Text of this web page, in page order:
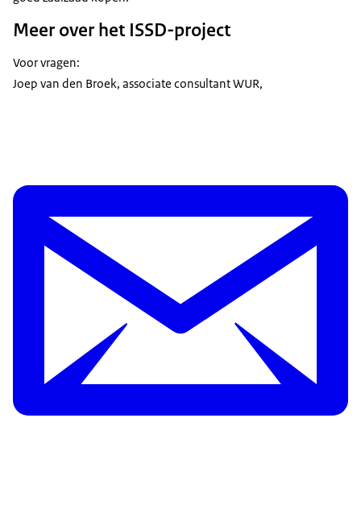
Meer over het ISSD-project
Voor vragen:
Joep van den Broek, associate consultant WUR,